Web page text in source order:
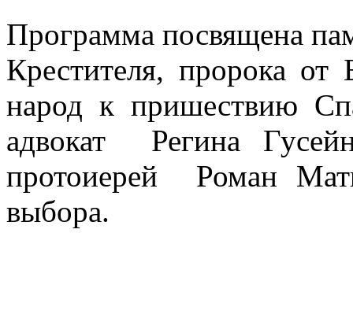
Программа посвящена
Крестителя, пророка от
народ к пришествию
адвокат Регина
протоиерей Роман
выбора.